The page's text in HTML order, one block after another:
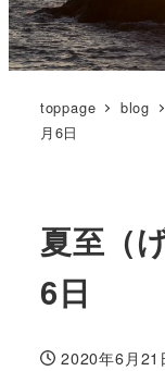
toppage blog
月6日
夏至（
6日
2020年6月21